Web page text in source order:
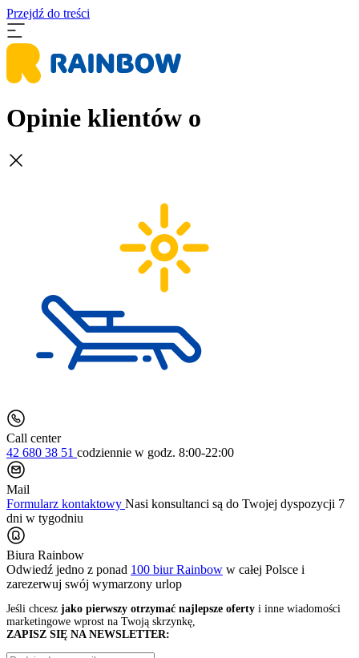
Przejdź do treści
Opinie klientów o
Call center
42 680 38 51 codziennie w godz. 8:00-22:00
Mail
Formularz kontaktowy Nasi konsultanci są do Twojej dyspozycji 7
dni w tygodniu
Biura Rainbow
Odwiedź jedno z ponad 100 biur Rainbow w całej Polsce i
zarezerwuj swój wymarzony urlop
Jeśli chcesz jako pierwszy otrzymać najlepsze oferty i inne wiadomości
marketingowe wprost na Twoją skrzynkę,
ZAPISZ SIĘ NA NEWSLETTER: